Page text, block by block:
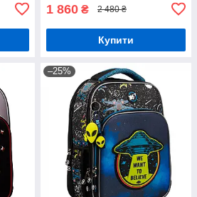
1 860 ₴ 2 480 ₴
Купити
–25%